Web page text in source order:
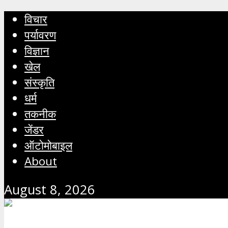
विचार
पर्यावरण
विज्ञान
खेल
संस्कृति
धर्म
तकनीक
जेंडर
ऑटोमोबाइल
About
August 8, 2026